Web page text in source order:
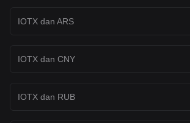
IOTX dan ARS
IOTX dan CNY
IOTX dan RUB